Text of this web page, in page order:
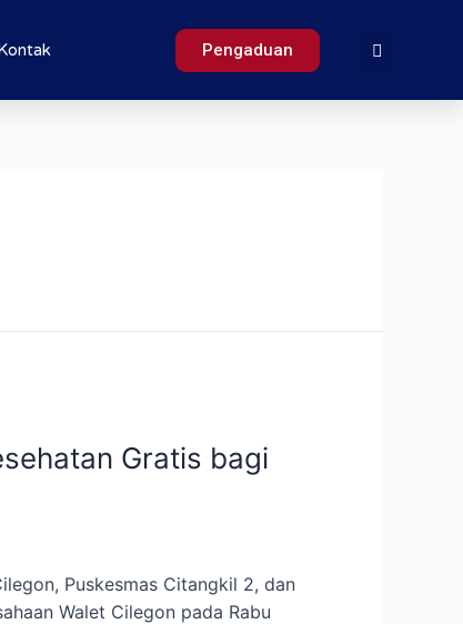
Pengaduan
Gratis bagi
Puskesmas Citangkil 2, dan
Walet Cilegon pada Rabu